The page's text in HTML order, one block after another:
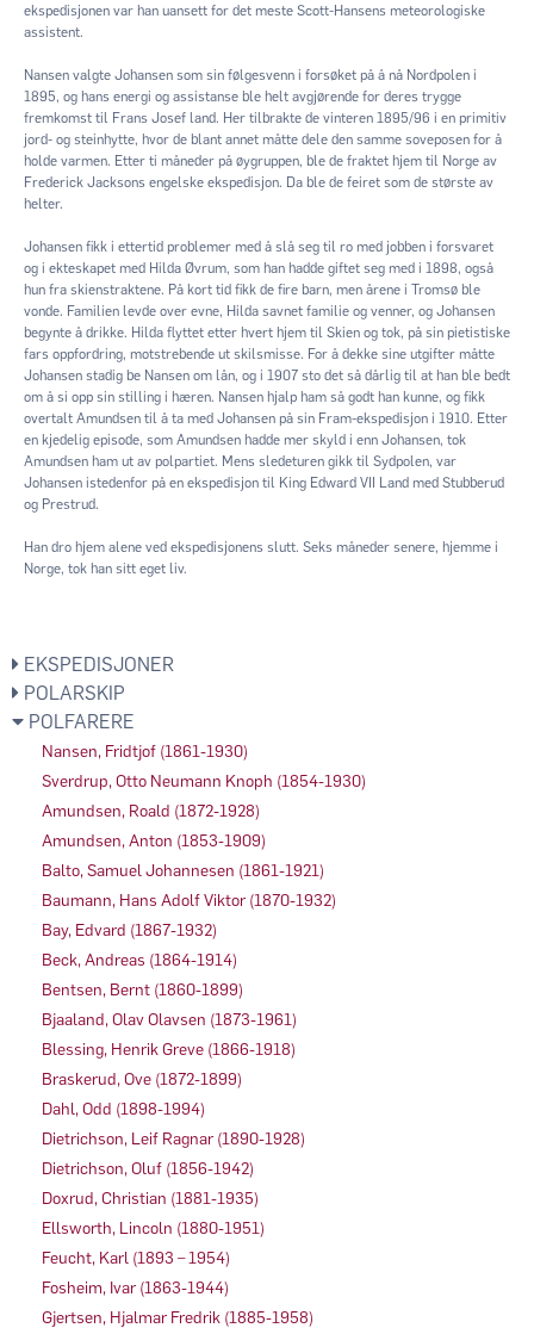
ekspedisjonen var han uansett for det meste Scott-Hansens meteorologiske
assistent.
Nansen valgte Johansen som sin følgesvenn i forsøket på å nå Nordpolen i
1895, og hans energi og assistanse ble helt avgjørende for deres trygge
fremkomst til Frans Josef land. Her tilbrakte de vinteren 1895/96 i en primitiv
jord- og steinhytte, hvor de blant annet måtte dele den samme soveposen for å
holde varmen. Etter ti måneder på øygruppen, ble de fraktet hjem til Norge av
Frederick Jacksons engelske ekspedisjon. Da ble de feiret som de største av
helter.
Johansen fikk i ettertid problemer med å slå seg til ro med jobben i forsvaret
og i ekteskapet med Hilda Øvrum, som han hadde giftet seg med i 1898, også
hun fra skienstraktene. På kort tid fikk de fire barn, men årene i Tromsø ble
vonde. Familien levde over evne, Hilda savnet familie og venner, og Johansen
begynte å drikke. Hilda flyttet etter hvert hjem til Skien og tok, på sin pietistiske
fars oppfordring, motstrebende ut skilsmisse. For å dekke sine utgifter måtte
Johansen stadig be Nansen om lån, og i 1907 sto det så dårlig til at han ble bedt
om å si opp sin stilling i hæren. Nansen hjalp ham så godt han kunne, og fikk
overtalt Amundsen til å ta med Johansen på sin Fram-ekspedisjon i 1910. Etter
en kjedelig episode, som Amundsen hadde mer skyld i enn Johansen, tok
Amundsen ham ut av polpartiet. Mens sledeturen gikk til Sydpolen, var
Johansen istedenfor på en ekspedisjon til King Edward VII Land med Stubberud
og Prestrud.
Han dro hjem alene ved ekspedisjonens slutt. Seks måneder senere, hjemme i
Norge, tok han sitt eget liv.
EKSPEDISJONER
POLARSKIP
POLFARERE
Nansen, Fridtjof (1861-1930)
Sverdrup, Otto Neumann Knoph (1854-1930)
Amundsen, Roald (1872-1928)
Amundsen, Anton (1853-1909)
Balto, Samuel Johannesen (1861-1921)
Baumann, Hans Adolf Viktor (1870-1932)
Bay, Edvard (1867-1932)
Beck, Andreas (1864-1914)
Bentsen, Bernt (1860-1899)
Bjaaland, Olav Olavsen (1873-1961)
Blessing, Henrik Greve (1866-1918)
Braskerud, Ove (1872-1899)
Dahl, Odd (1898-1994)
Dietrichson, Leif Ragnar (1890-1928)
Dietrichson, Oluf (1856-1942)
Doxrud, Christian (1881-1935)
Ellsworth, Lincoln (1880-1951)
Feucht, Karl (1893 – 1954)
Fosheim, Ivar (1863-1944)
Gjertsen, Hjalmar Fredrik (1885-1958)